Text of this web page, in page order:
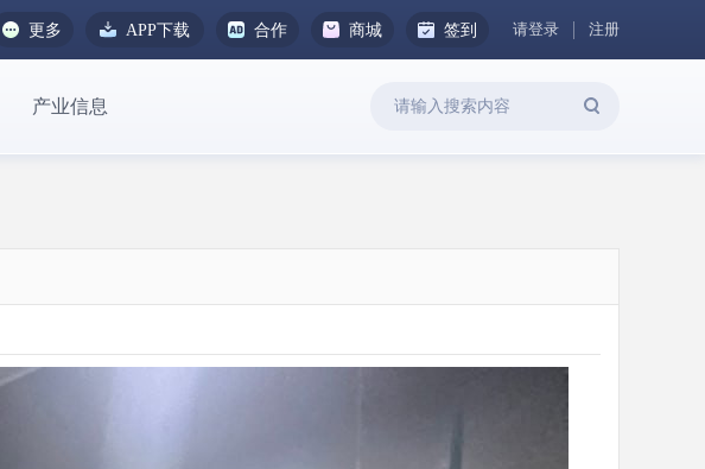
更多 APP下载 合作 商城 签到 请登录 注册
产业信息